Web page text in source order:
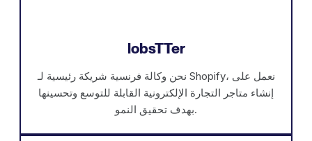
lobsTTer
نحن وكالة فرنسية شريكة رئيسية لـ Shopify، نعمل على
إنشاء متاجر التجارة الإلكترونية القابلة للتوسع وتحسينها
بهدف تحقيق النمو.